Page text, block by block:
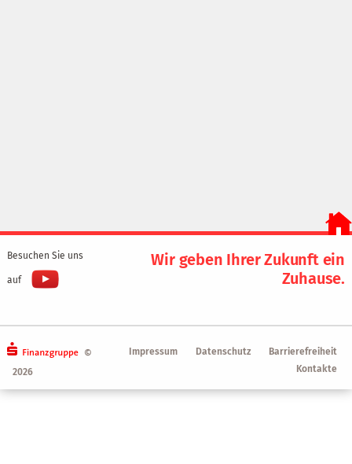
Besuchen Sie uns
auf
Wir geben Ihrer Zukunft ein
Zuhause.
©
2026
Impressum Datenschutz
Barrierefreiheit
Kontakte